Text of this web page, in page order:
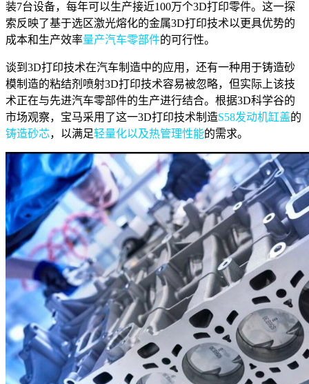
装7台设备，每年可以生产接近100万个3D打印零件。这一探
索反映了基于选区激光熔化的金属3D打印技术以更具优势的
成本和生产效率量产汽车零部件的可行性。
谈到3D打印技术在汽车制造中的应用，还有一种用于铸造砂
模制造的粘结剂喷射3D打印技术容易被忽略，但实际上该技
术正在与先进汽车零部件的生产进行结合。根据3D科学谷的
市场观察，宝马采用了这一3D打印技术制造S58发动机缸盖的
铸造砂芯，以满足轻量化以及热管理性能的需求。